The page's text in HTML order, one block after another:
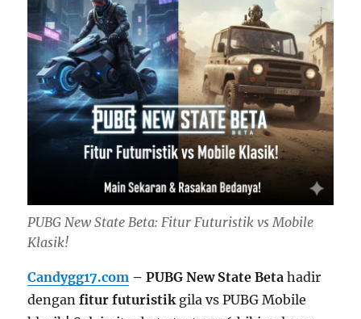
PUBG New State Beta: Fitur Futuristik vs Mobile
Klasik!
Candygg17.com – PUBG New State Beta hadir
denganfitur futuristik gila vs PUBG Mobile